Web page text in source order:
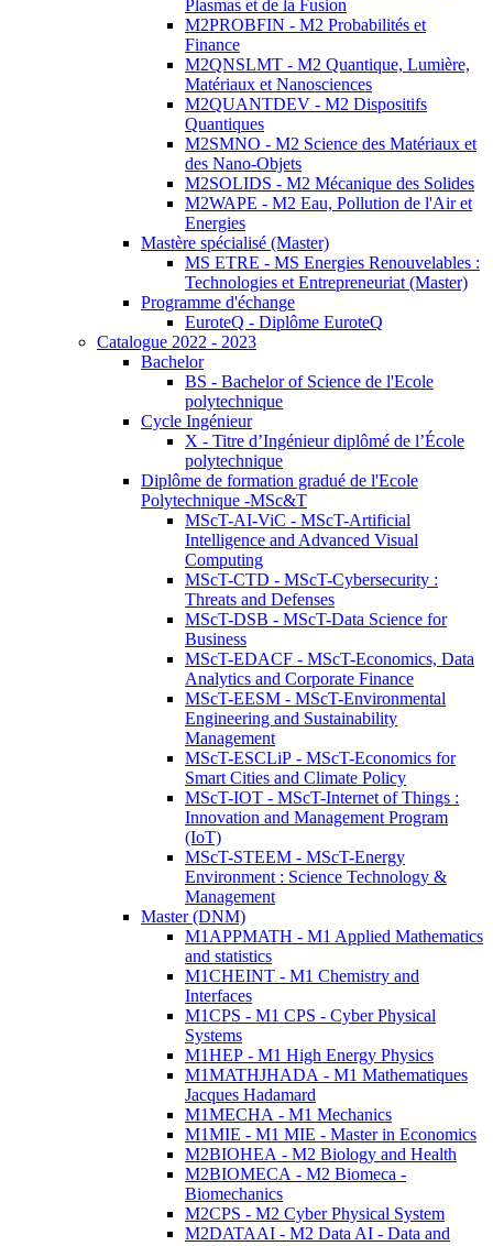
Plasmas et de la Fusion
M2PROBFIN - M2 Probabilités et
Finance
M2QNSLMT - M2 Quantique, Lumière,
Matériaux et Nanosciences
M2QUANTDEV - M2 Dispositifs
Quantiques
M2SMNO - M2 Science des Matériaux et
des Nano-Objets
M2SOLIDS - M2 Mécanique des Solides
M2WAPE - M2 Eau, Pollution de l'Air et
Energies
Mastère spécialisé (Master)
MS ETRE - MS Energies Renouvelables :
Technologies et Entrepreneuriat (Master)
Programme d'échange
EuroteQ - Diplôme EuroteQ
Catalogue 2022 - 2023
Bachelor
BS - Bachelor of Science de l'Ecole
polytechnique
Cycle Ingénieur
X - Titre d’Ingénieur diplômé de l’École
polytechnique
Diplôme de formation gradué de l'Ecole
Polytechnique -MSc&T
MScT-AI-ViC - MScT-Artificial
Intelligence and Advanced Visual
Computing
MScT-CTD - MScT-Cybersecurity :
Threats and Defenses
MScT-DSB - MScT-Data Science for
Business
MScT-EDACF - MScT-Economics, Data
Analytics and Corporate Finance
MScT-EESM - MScT-Environmental
Engineering and Sustainability
Management
MScT-ESCLiP - MScT-Economics for
Smart Cities and Climate Policy
MScT-IOT - MScT-Internet of Things :
Innovation and Management Program
(IoT)
MScT-STEEM - MScT-Energy
Environment : Science Technology &
Management
Master (DNM)
M1APPMATH - M1 Applied Mathematics
and statistics
M1CHEINT - M1 Chemistry and
Interfaces
M1CPS - M1 CPS - Cyber Physical
Systems
M1HEP - M1 High Energy Physics
M1MATHJHADA - M1 Mathematiques
Jacques Hadamard
M1MECHA - M1 Mechanics
M1MIE - M1 MIE - Master in Economics
M2BIOHEA - M2 Biology and Health
M2BIOMECA - M2 Biomeca -
Biomechanics
M2CPS - M2 Cyber Physical System
M2DATAAI - M2 Data AI - Data and